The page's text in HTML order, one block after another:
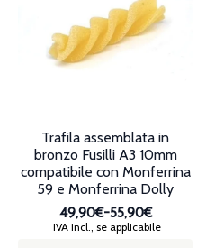
possono
essere
scelte
nella
Trafila assemblata in
bronzo Fusilli A3 10mm
compatibile con Monferrina
59 e Monferrina Dolly
49,90€-55,90€
Fascia
IVA incl., se applicabile